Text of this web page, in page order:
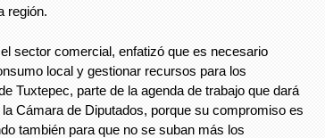
región.
sector comercial, enfatizó que es necesario
local y gestionar recursos para los
Tuxtepec, parte de la agenda de trabajo que dará
Cámara de Diputados, porque su compromiso es
también para que no se suban más los